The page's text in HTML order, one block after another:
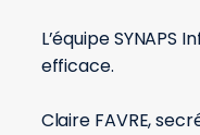
L’équipe
efficace.
Claire FAVRE,